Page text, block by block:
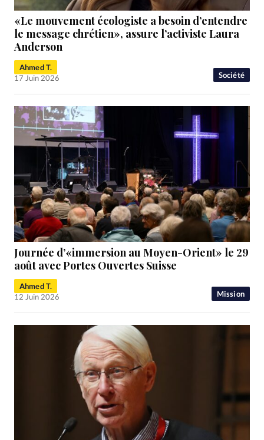
Société
«Le mouvement écologiste a besoin d’entendre
le message chrétien», assure l’activiste Laura
Anderson
Ahmed T.
17 Juin 2026
Mission
Journée d’«immersion au Moyen-Orient» le 29
août avec Portes Ouvertes Suisse
Ahmed T.
12 Juin 2026